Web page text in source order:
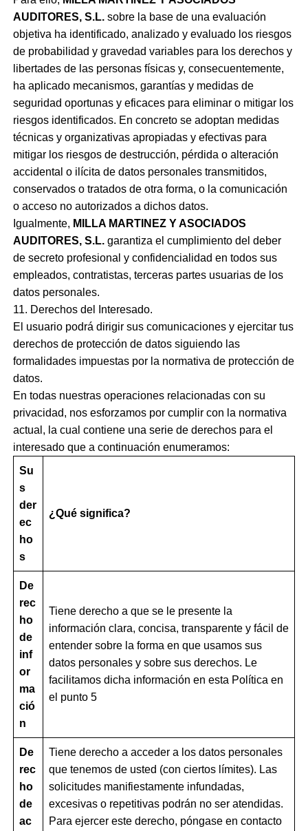
AUDITORES, S.L.sobre la base de una evaluación
objetiva ha identificado, analizado y evaluado los riesgos
de probabilidad y gravedad variables para los derechos y
libertades de las personas físicas y, consecuentemente,
ha aplicado mecanismos, garantías y medidas de
seguridad oportunas y eficaces para eliminar o mitigar los
riesgos identificados. En concreto se adoptan medidas
técnicas y organizativas apropiadas y efectivas para
mitigar los riesgos de destrucción, pérdida o alteración
accidental o ilícita de datos personales transmitidos,
conservados o tratados de otra forma, o la comunicación
o acceso no autorizados a dichos datos.
Igualmente, MILLA MARTINEZ Y ASOCIADOS
AUDITORES, S.L.garantiza el cumplimiento del deber
de secreto profesional y confidencialidad en todos sus
empleados, contratistas, terceras partes usuarias de los
datos personales.
11. Derechos del Interesado.
El usuario podrá dirigir sus comunicaciones y ejercitar tus
derechos de protección de datos siguiendo las
formalidades impuestas por la normativa de protección de
datos.
En todas nuestras operaciones relacionadas con su
privacidad, nos esforzamos por cumplir con la normativa
actual, la cual contiene una serie de derechos para el
interesado que a continuación enumeramos:
Su
s
der
ec
ho
s
¿Qué significa?
De
rec
ho
de
inf
or
ma
ció
n
Tiene derecho a que se le presente la
información clara, concisa, transparente y fácil de
entender sobre la forma en que usamos sus
datos personales y sobre sus derechos. Le
facilitamos dicha información en esta Política en
el punto 5
De
rec
ho
de
ac
Tiene derecho a acceder a los datos personales
que tenemos de usted (con ciertos límites). Las
solicitudes manifiestamente infundadas,
excesivas o repetitivas podrán no ser atendidas.
Para ejercer este derecho, póngase en contacto